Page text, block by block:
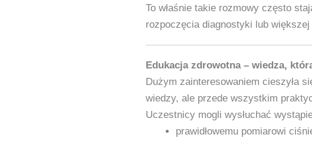
To właśnie takie rozmowy często
rozpoczęcia diagnostyki lub większej
Edukacja zdrowotna – wiedza,
Dużym zainteresowaniem cieszyła
wiedzy, ale przede wszystkim
Uczestnicy mogli wysłuchać
prawidłowemu pomiarowi